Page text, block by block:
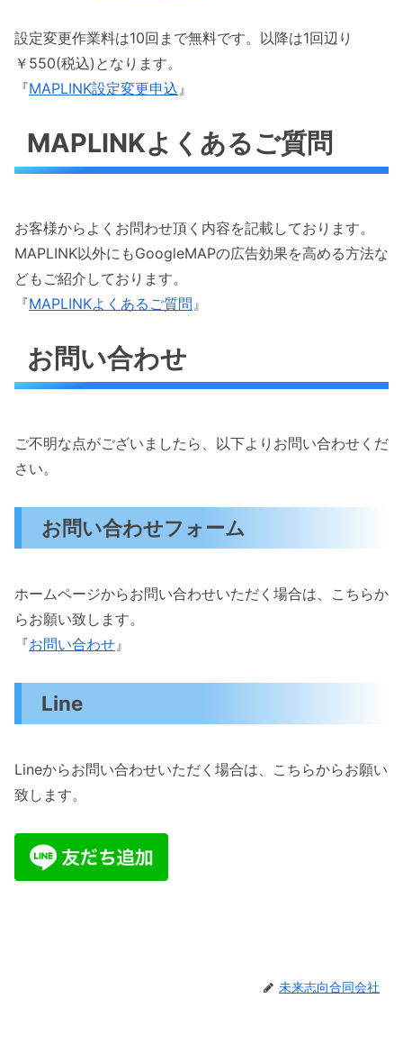
設定変更作業料は10回まで無料です。以降は1回辺り
￥550(税込)となります。
『MAPLINK設定変更申込』
MAPLINKよくあるご質問
お客様からよくお問わせ頂く内容を記載しております。
MAPLINK以外にもGoogleMAPの広告効果を高める方法な
どもご紹介しております。
『MAPLINKよくあるご質問』
お問い合わせ
ご不明な点がございましたら、以下よりお問い合わせくだ
さい。
お問い合わせフォーム
ホームページからお問い合わせいただく場合は、こちらか
らお願い致します。
『お問い合わせ』
Line
Lineからお問い合わせいただく場合は、こちらからお願い
致します。
未来志向合同会社